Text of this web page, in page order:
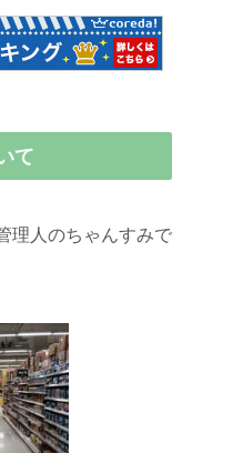
て
理人のちゃんすみで